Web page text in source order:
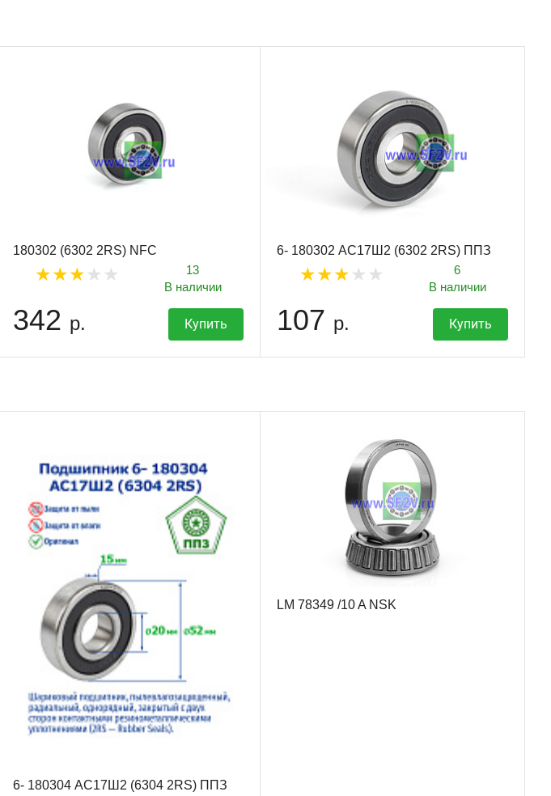
180302 (6302 2RS) NFC
13
В наличии
342 р. Купить
6- 180302 АС17Ш2 (6302 2RS) ППЗ
6
В наличии
107 р. Купить
6- 180304 АС17Ш2 (6304 2RS) ППЗ
LM 78349 /10 A NSK